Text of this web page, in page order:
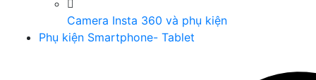
Camera Insta 360 và phụ kiện
Phụ kiện Smartphone- Tablet